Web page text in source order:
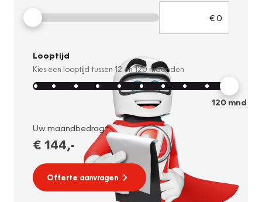
Looptijd
Kies een looptijd tussen 12 en120 maanden
120mnd
Uw maandbedrag:
€ 144,-
Offerte aanvragen